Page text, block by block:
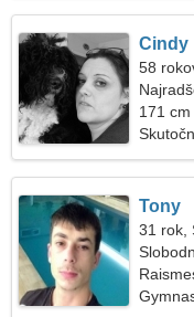
Cindy
58
171
Tony
31 rok,